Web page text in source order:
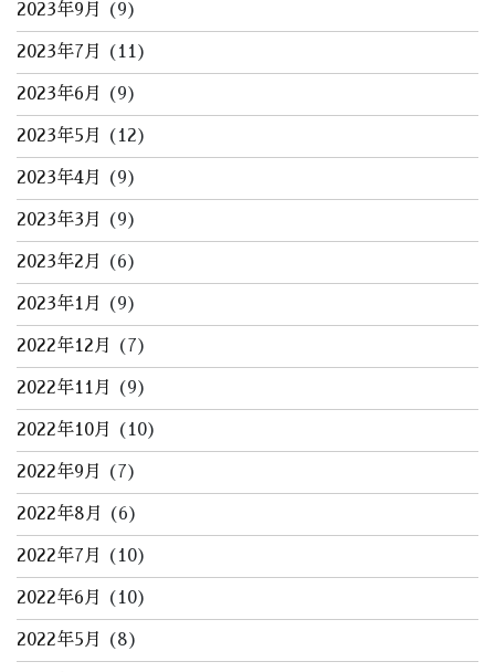
2023年9月 (9)
2023年7月 (11)
2023年6月 (9)
2023年5月 (12)
2023年4月 (9)
2023年3月 (9)
2023年2月 (6)
2023年1月 (9)
2022年12月 (7)
2022年11月 (9)
2022年10月 (10)
2022年9月 (7)
2022年8月 (6)
2022年7月 (10)
2022年6月 (10)
2022年5月 (8)